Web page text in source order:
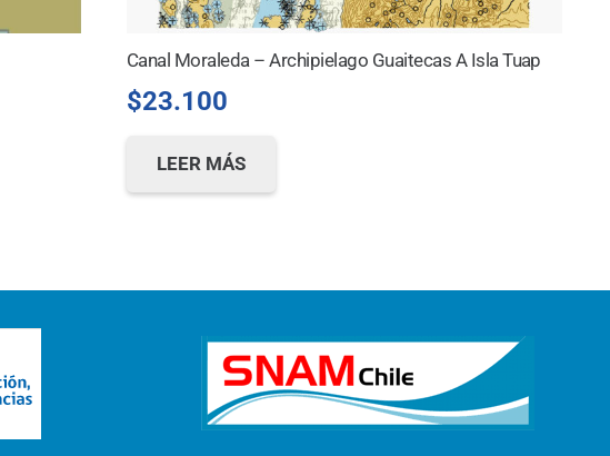
Canal Moraleda – Archipielago Guaitecas A Isla Tuap
$23.100
LEER MÁS